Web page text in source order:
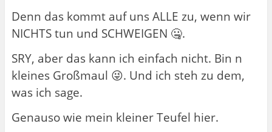
Denn das kommt auf uns ALLE zu, wenn wir
NICHTS tun und SCHWEIGEN 🤐.
SRY, aber das kann ich einfach nicht. Bin n
kleines Großmaul 😜. Und ich steh zu dem,
was ich sage.
Genauso wie mein kleiner Teufel hier.